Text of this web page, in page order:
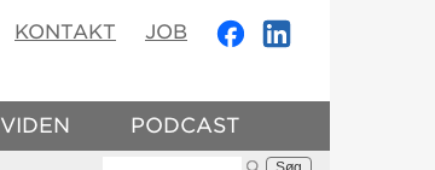
KONTAKT JOB
VIDEN PODCAST